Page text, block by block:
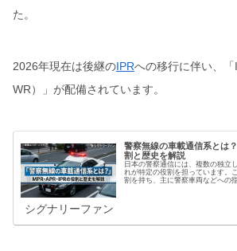
た。
2026年現在は後継のIPRへの移行に伴い、
WR）」が配備されています。
警察無線の車載通信系とは
割と歴史を解説
日本の警察通信には、複数の独立
れが特定の役割を担っています。
割を持ち、主に警察車両などへの
シグナリーファン